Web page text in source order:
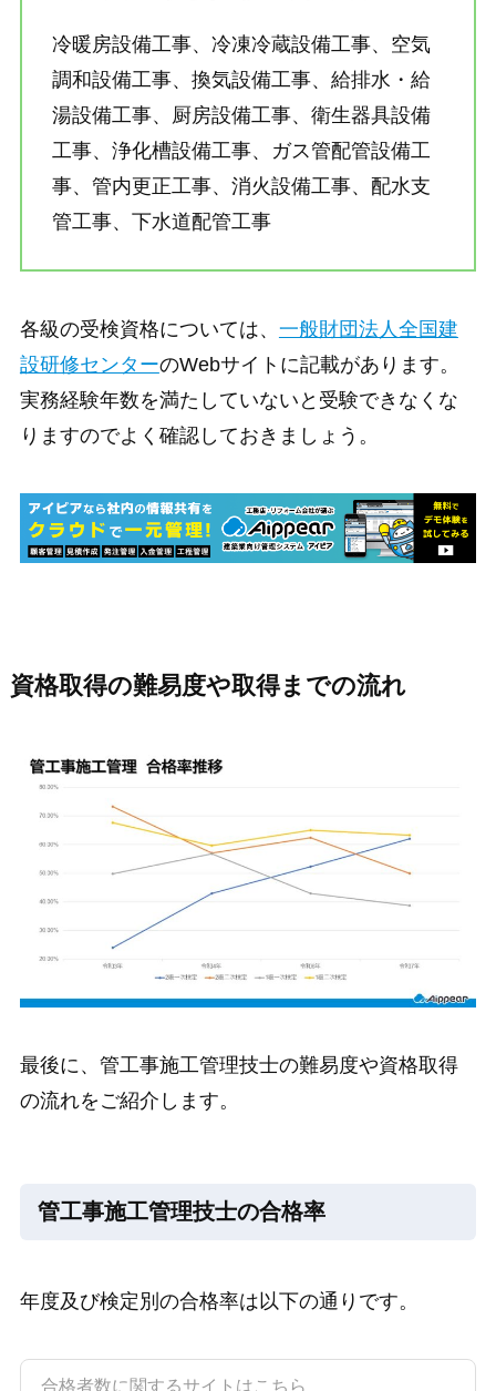
冷暖房設備工事、冷凍冷蔵設備工事、空気
調和設備工事、換気設備工事、給排水・給
湯設備工事、厨房設備工事、衛生器具設備
工事、浄化槽設備工事、ガス管配管設備工
事、管内更正工事、消火設備工事、配水支
管工事、下水道配管工事
各級の受検資格については、 一般財団法人全国建
設研修センターのWebサイトに記載があります。
実務経験年数を満たしていないと受験できなくな
りますのでよく確認しておきましょう。
資格取得の難易度や取得までの流れ
最後に、管工事施工管理技士の難易度や資格取得
の流れをご紹介します。
管工事施工管理技士の合格率
年度及び検定別の合格率は以下の通りです。
合格者数に関するサイトはこちら